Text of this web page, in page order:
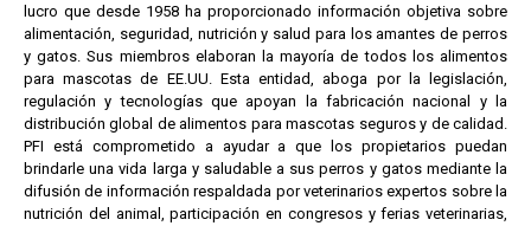
lucro que desde 1958 ha proporcionado información objetiva sobre
alimentación, seguridad, nutrición y salud para los amantes de perros
y gatos. Sus miembros elaboran la mayoría de todos los alimentos
para mascotas de EE.UU. Esta entidad, aboga por la legislación,
regulación y tecnologías que apoyan la fabricación nacional y la
distribución global de alimentos para mascotas seguros y de calidad.
PFI está comprometido a ayudar a que los propietarios puedan
brindarle una vida larga y saludable a sus perros y gatos mediante la
difusión de información respaldada por veterinarios expertos sobre la
nutrición del animal, participación en congresos y ferias veterinarias,